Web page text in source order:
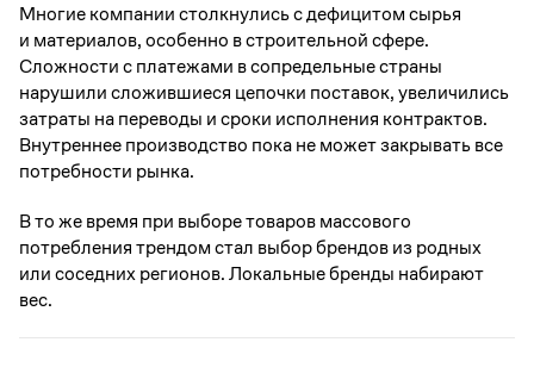
Многие компании столкнулись с дефицитом сырья
и материалов, особенно в строительной сфере.
Сложности с платежами в сопредельные страны
нарушили сложившиеся цепочки поставок, увеличились
затраты на переводы и сроки исполнения контрактов.
Внутреннее производство пока не может закрывать все
потребности рынка.
В то же время при выборе товаров массового
потребления трендом стал выбор брендов из родных
или соседних регионов. Локальные бренды набирают
вес.